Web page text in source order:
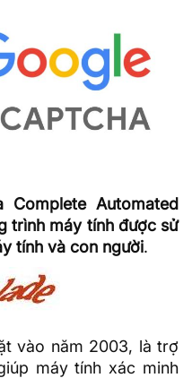
Complete Automated
trình máy tính được sử
tính và con người.
vào năm 2003, là trợ
máy tính xác minh